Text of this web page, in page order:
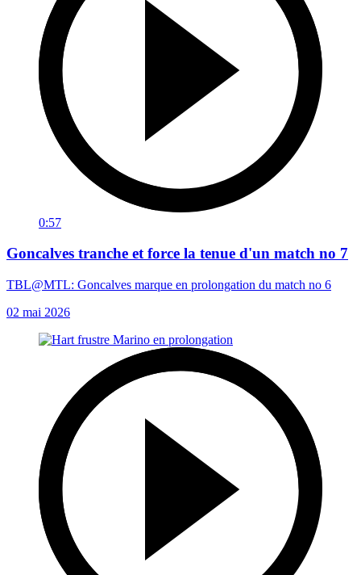
0:57
Goncalves tranche et force la tenue d'un match no 7
TBL@MTL: Goncalves marque en prolongation du match no 6
02 mai 2026